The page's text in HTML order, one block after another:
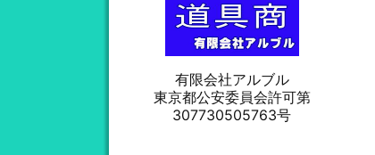
有限会社アルブル
東京都公安委員会許可第
307730505763号